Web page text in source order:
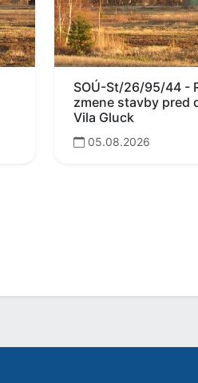
SOÚ-St/26/95/44 -
zmene stavby pred
Vila Gluck
05.08.2026